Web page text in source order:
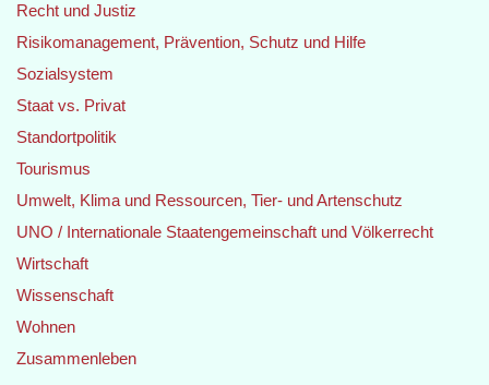
Recht und Justiz
Risikomanagement, Prävention, Schutz und Hilfe
Sozialsystem
Staat vs. Privat
Standortpolitik
Tourismus
Umwelt, Klima und Ressourcen, Tier- und Artenschutz
UNO / Internationale Staatengemeinschaft und Völkerrecht
Wirtschaft
Wissenschaft
Wohnen
Zusammenleben